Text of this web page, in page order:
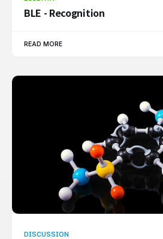
BLE - Recognition
READ MORE
DISCUSSION